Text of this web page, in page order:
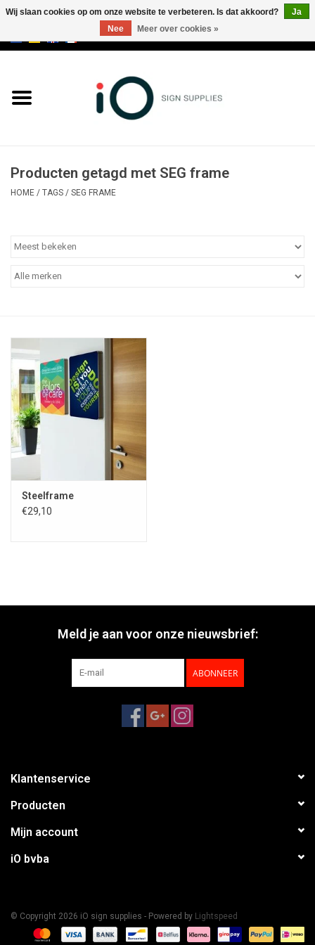
Merken
Producten getagd met SEG frame
HOME / TAGS / SEG FRAME
Steelframe
€29,10
Meld je aan voor onze nieuwsbrief:
ABONNEER
Klantenservice
Producten
Mijn account
iO bvba
© Copyright 2026 iO sign supplies - Powered by Lightspeed
Wij slaan cookies op om onze website te verbeteren. Is dat akkoord?
Ja
Nee
Meer over cookies »